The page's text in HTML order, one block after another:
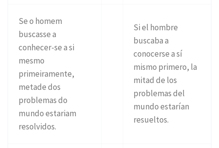
Se o homem
buscasse a
conhecer-se a si
mesmo
primeiramente,
metade dos
problemas do
mundo estariam
resolvidos.
Si el hombre
buscaba a
conocerse a sí
mismo primero, la
mitad de los
problemas del
mundo estarían
resueltos.